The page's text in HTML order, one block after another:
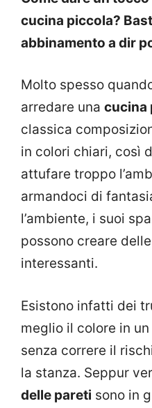
cucina piccola?
abbinamento a dir
Molto spesso
arredare una cucina
classica
in colori chiari, così
attufare troppo
armandoci di
l’ambiente, i suoi
possono creare
interessanti.
Esistono infatti dei
meglio il colore in
senza correre il
la stanza. Seppur
delle pareti sono in